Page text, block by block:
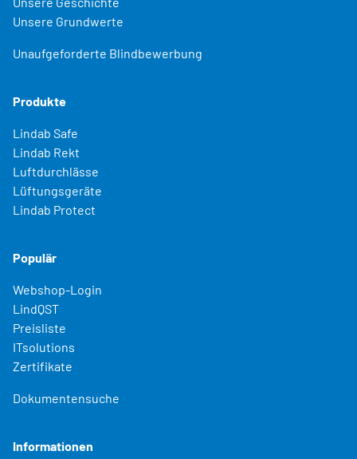
Unsere Grundwerte
Unaufgeforderte Blindbewerbung
Produkte
Lindab Safe
Lindab Rekt
Luftdurchlässe
Lüftungsgeräte
Lindab Protect
Populär
Webshop-Login
LindQST
Preisliste
ITsolutions
Zertifikate
Dokumentensuche
Informationen